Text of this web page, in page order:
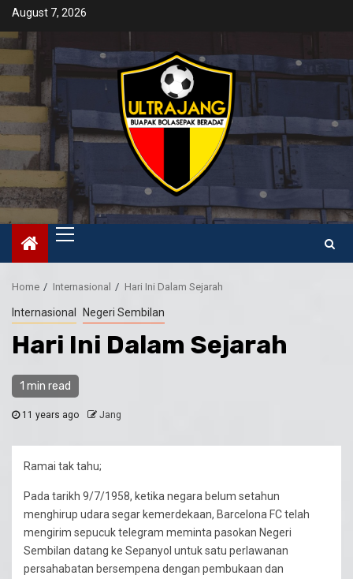
SkipAugust 7, 2026
Primary
Home Internasional Hari Ini Dalam Sejarah
Internasional Negeri Sembilan
Hari Ini Dalam Sejarah
1 min read
11 years ago Jang
Ramai tak tahu;
Pada tarikh 9/7/1958, ketika negara belum setahun
menghirup udara segar kemerdekaan, Barcelona FC telah
mengirim sepucuk telegram meminta pasokan Negeri
Sembilan datang ke Sepanyol untuk satu perlawanan
persahabatan bersempena dengan pembukaan dan